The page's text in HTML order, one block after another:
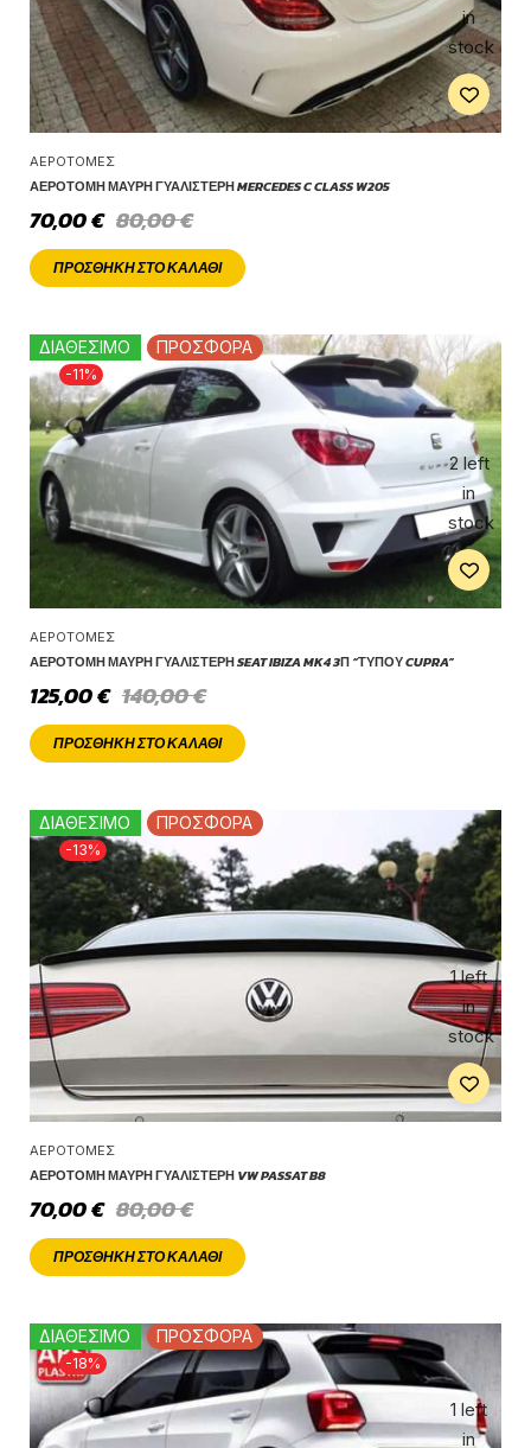
in
stock
ΑΕΡΟΤΟΜΈΣ
ΑΕΡΟΤΟΜΉ ΜΑΎΡΗ ΓΥΑΛΙΣΤΕΡΉ MERCEDES C CLASS W205
80,00€
70,00€
ΠΡΟΣΘΉΚΗ ΣΤΟ ΚΑΛΆΘΙ
-11%
ΔΙΑΘΕΣΙΜΟ ΠΡΟΣΦΟΡΑ
2 left
in
stock
ΑΕΡΟΤΟΜΈΣ
ΑΕΡΟΤΟΜΉ ΜΑΎΡΗ ΓΥΑΛΙΣΤΕΡΉ SEAT IBIZA MK4 3Π “ΤΎΠΟΥ CUPRA”
140,00€
125,00€
ΠΡΟΣΘΉΚΗ ΣΤΟ ΚΑΛΆΘΙ
-13%
ΔΙΑΘΕΣΙΜΟ ΠΡΟΣΦΟΡΑ
1 left
in
stock
ΑΕΡΟΤΟΜΈΣ
ΑΕΡΟΤΟΜΉ ΜΑΎΡΗ ΓΥΑΛΙΣΤΕΡΉ VW PASSAT B8
80,00€
70,00€
ΠΡΟΣΘΉΚΗ ΣΤΟ ΚΑΛΆΘΙ
-18%
ΔΙΑΘΕΣΙΜΟ ΠΡΟΣΦΟΡΑ
1 left
in